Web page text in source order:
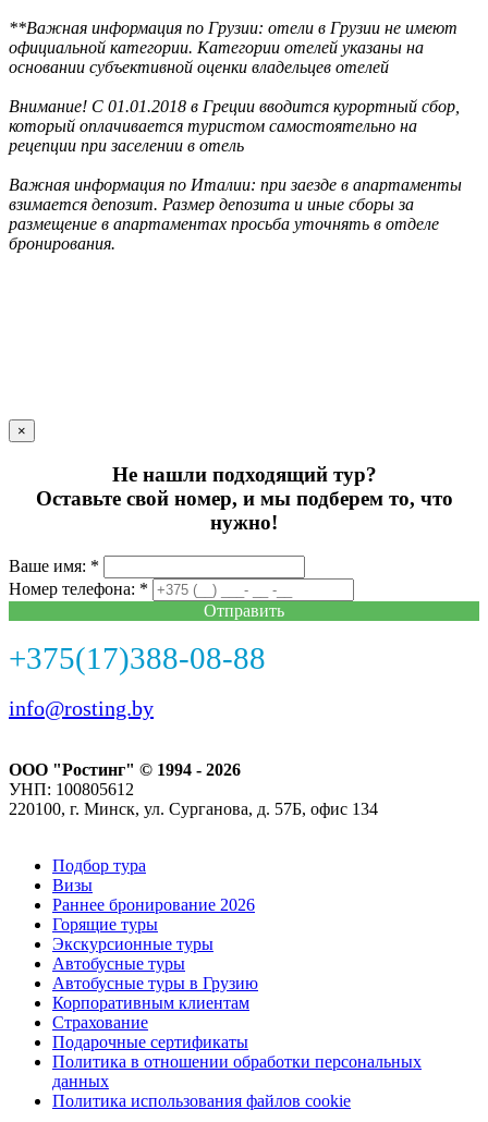
**Важная информация по Грузии: отели в Грузии не имеют
официальной категории. Категории отелей указаны на
основании субъективной оценки владельцев отелей
Внимание! С 01.01.2018 в Греции вводится курортный сбор,
который оплачивается туристом самостоятельно на
рецепции при заселении в отель
Важная информация по Италии: при заезде в апартаменты
взимается депозит. Размер депозита и иные сборы за
размещение в апартаментах просьба уточнять в отделе
бронирования.
×
Не нашли подходящий тур?
Оставьте свой номер, и мы подберем то, что
нужно!
Ваше имя: *
Номер телефона: *
Отправить
+375(17)388-08-88
info@rosting.by
ООО "Ростинг" © 1994 - 2026
УНП: 100805612
220100, г. Минск, ул. Сурганова, д. 57Б, офис 134
Подбор тура
Визы
Раннее бронирование 2026
Горящие туры
Экскурсионные туры
Автобусные туры
Автобусные туры в Грузию
Корпоративным клиентам
Страхование
Подарочные сертификаты
Политика в отношении обработки персональных
данных
Политика использования файлов cookie